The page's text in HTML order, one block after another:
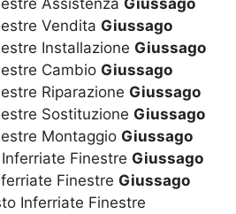
Vendita Giussago
Installazione Giussago
Cambio Giussago
Riparazione Giussago
Sostituzione Giussago
Montaggio Giussago
Finestre Giussago
Finestre Giussago
Inferriate Finestre